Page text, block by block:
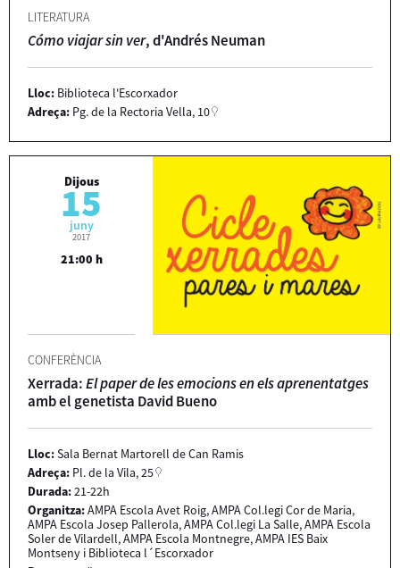
LITERATURA
Cómo viajar sin ver, d'Andrés Neuman
Lloc: Biblioteca l'Escorxador
Adreça: Pg. de la Rectoria Vella, 10
Dijous
15
juny
2017
21:00 h
CONFERÈNCIA
Xerrada:El paper de les emocions en els aprenentatges
amb el genetista David Bueno
Lloc:Sala Bernat Martorell de Can Ramis
Adreça: Pl. de la Vila, 25
Durada:21-22h
Organitza:AMPA Escola Avet Roig, AMPA Col.legi Cor de Maria,
AMPA Escola Josep Pallerola, AMPA Col.legi La Salle, AMPA Escola
Soler de Vilardell, AMPA Escola Montnegre, AMPA IES Baix
Montseny i Biblioteca l´Escorxador